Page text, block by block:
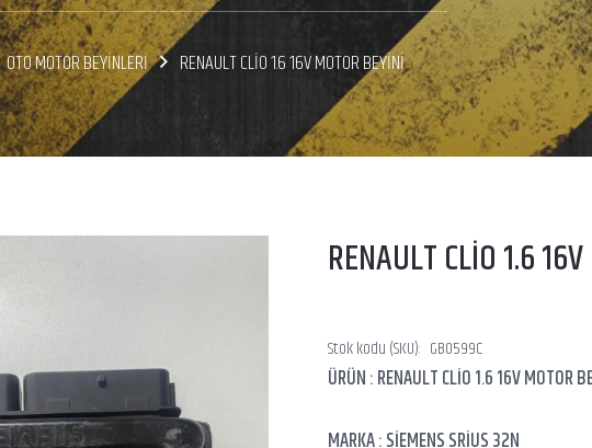
OTO MOTOR BEYİNLERİ RENAULT CLİO 1.6 16V MOTOR BEYİNİ
RENAULT CLİO 1.6
Stok kodu (SKU): GB0599C
ÜRÜN : RENAULT CLİO 1.6 16V MOTOR
MARKA : SİEMENS SRİUS 32N